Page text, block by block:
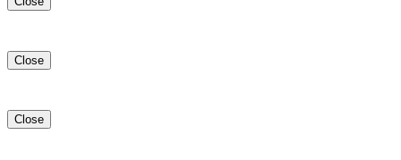
Close
Close